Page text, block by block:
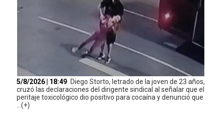
5/8/2026 | 18:49 Diego Storto, letrado de la joven de 23 años,
cruzó las declaraciones del dirigente sindical al señalar que el
peritaje toxicológico dio positivo para cocaína y denunció que
...(+)